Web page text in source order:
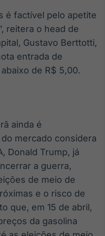
é factível pelo apetite
reitera o head de
Gustavo Berttotti,
entrada de
de R$ 5,00.
ainda é
mercado considera
Donald Trump, já
a guerra,
de meio de
e o risco de
que, em 15 de abril,
da gasolina